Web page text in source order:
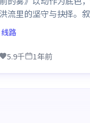
流里的坚守与抉择。
戏都打磨得克制而精确，
路
5.9千 1年前